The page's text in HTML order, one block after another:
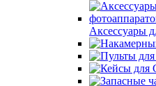
Аксессуары